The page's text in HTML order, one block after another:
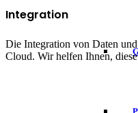
Integration
Die Integration von Daten
Cloud. Wir helfen Ihnen,